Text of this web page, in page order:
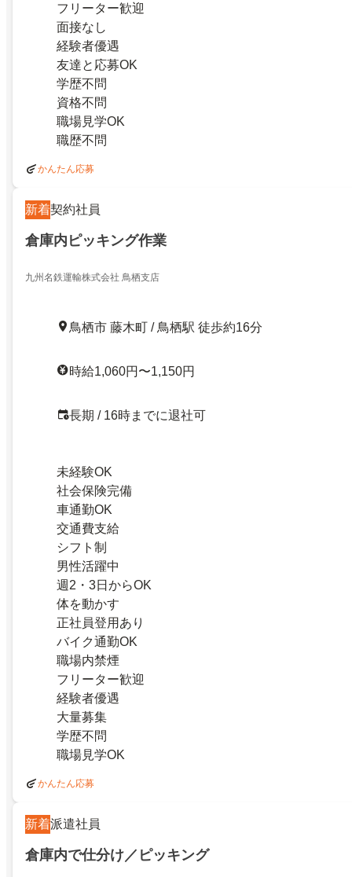
フリーター歓迎
面接なし
経験者優遇
友達と応募OK
学歴不問
資格不問
職場見学OK
職歴不問
かんたん応募
新着契約社員
倉庫内ピッキング作業
九州名鉄運輸株式会社 鳥栖支店
鳥栖市 藤木町 / 鳥栖駅 徒歩約16分
時給1,060円〜1,150円
長期 / 16時までに退社可
未経験OK
社会保険完備
車通勤OK
交通費支給
シフト制
男性活躍中
週2・3日からOK
体を動かす
正社員登用あり
バイク通勤OK
職場内禁煙
フリーター歓迎
経験者優遇
大量募集
学歴不問
職場見学OK
かんたん応募
新着派遣社員
倉庫内で仕分け／ピッキング